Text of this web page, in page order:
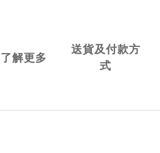
了解更多
送貨及付款方
式